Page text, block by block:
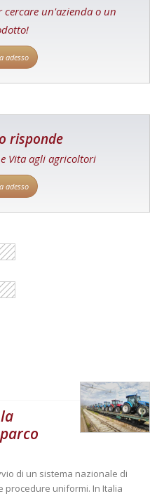
cercare un'azienda o un
adesso
risponde
Vita agli agricoltori
adesso
di un sistema nazionale di
procedure uniformi. In Italia